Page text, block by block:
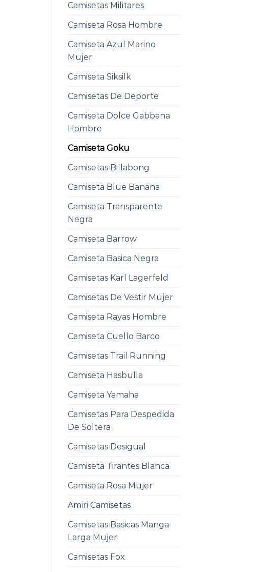
Camisetas Militares
Camiseta Rosa Hombre
Camiseta Azul Marino
Mujer
Camiseta Siksilk
Camisetas De Deporte
Camiseta Dolce Gabbana
Hombre
Camiseta Goku
Camisetas Billabong
Camiseta Blue Banana
Camiseta Transparente
Negra
Camiseta Barrow
Camiseta Basica Negra
Camisetas Karl Lagerfeld
Camisetas De Vestir Mujer
Camiseta Rayas Hombre
Camiseta Cuello Barco
Camisetas Trail Running
Camiseta Hasbulla
Camiseta Yamaha
Camisetas Para Despedida
De Soltera
Camisetas Desigual
Camiseta Tirantes Blanca
Camiseta Rosa Mujer
Amiri Camisetas
Camisetas Basicas Manga
Larga Mujer
Camisetas Fox